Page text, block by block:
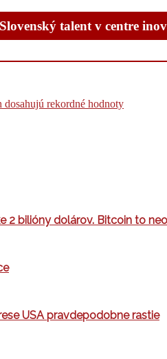
Slovenský talent v centre
rekordné hodnoty
bilióny dolárov. Bitcoin to
USA pravdepodobne rastie